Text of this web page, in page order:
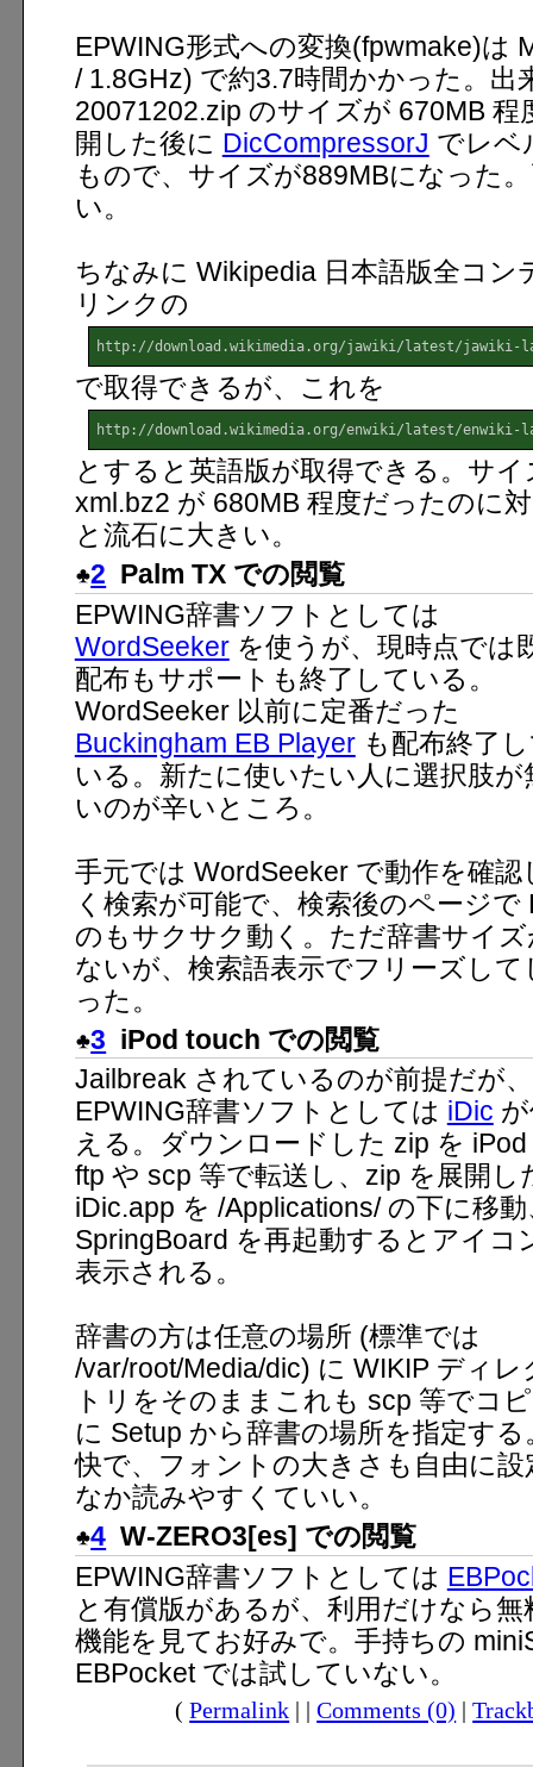
EPWING形式への変換(fpwmake)は
/ 1.8GHz) で約3.7時間かかった。出
20071202.zip のサイズが 670MB 程
開した後に DicCompressorJ でレベ
もので、サイズが889MBになった
い。
ちなみに Wikipedia 日本語版全コン
リンクの
http://download.wikimedia.org/jawiki/latest/jawiki-
で取得できるが、これを
http://download.wikimedia.org/enwiki/latest/enwiki-
とすると英語版が取得できる。サ
xml.bz2 が 680MB 程度だったのに
と流石に大きい。
2 Palm TX での閲覧
EPWING辞書ソフトとしては
WordSeekerを使うが、現時点では
配布もサポートも終了している。
WordSeeker 以前に定番だった
Buckingham EB Playerも配布終了
いる。新たに使いたい人に選択肢が
いのが辛いところ。
手元では WordSeeker で動作を確
く検索が可能で、検索後のページ
のもサクサク動く。ただ辞書サイ
ないが、検索語表示でフリーズし
った。
3 iPod touch での閲覧
Jailbreak されているのが前提だが、
EPWING辞書ソフトとしては iDic
える。ダウンロードした zip を iPod
ftp や scp 等で転送し、zip を展開し
iDic.app を /Applications/ の下に移動
SpringBoard を再起動するとアイコ
表示される。
辞書の方は任意の場所 (標準では
/var/root/Media/dic) に WIKIP ディレ
トリをそのままこれも scp 等でコ
に Setup から辞書の場所を指定す
快で、フォントの大きさも自由に
なか読みやすくていい。
4 W-ZERO3[es] での閲覧
EPWING辞書ソフトとしては
と有償版があるが、利用だけなら
機能を見てお好みで。手持ちの
EBPocket では試していない。
(Permalink | |Comments (0) |